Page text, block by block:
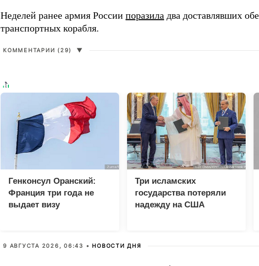
Неделей ранее армия России поразила два доставлявших
транспортных корабля.
КОММЕНТАРИИ (29) ▼
Генконсул Оранский:
Франция три года не
выдает визу
Три исламских
государства потеряли
надежду на США
9 АВГУСТА 2026, 06:43 • НОВОСТИ ДНЯ